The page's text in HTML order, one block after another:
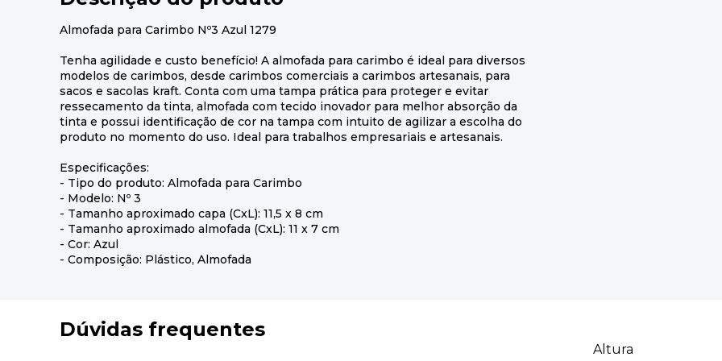
Almofada para Carimbo Nº3 Azul 1279
Tenha agilidade e custo benefício! A almofada para carimbo é ideal para diversos
modelos de carimbos, desde carimbos comerciais a carimbos artesanais, para
sacos e sacolas kraft. Conta com uma tampa prática para proteger e evitar
ressecamento da tinta, almofada com tecido inovador para melhor absorção da
tinta e possui identificação de cor na tampa com intuito de agilizar a escolha do
produto no momento do uso. Ideal para trabalhos empresariais e artesanais.
Especificações:
- Tipo do produto: Almofada para Carimbo
- Modelo: Nº 3
- Tamanho aproximado capa (CxL): 11,5 x 8 cm
- Tamanho aproximado almofada (CxL): 11 x 7 cm
- Cor: Azul
- Composição: Plástico, Almofada
Dúvidas frequentes
Altura